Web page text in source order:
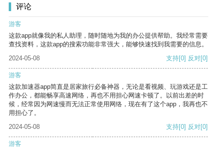
评论
游客
这款app就像我的私人助理，随时随地为我的办公提供帮助。我经常需要
查找资料，这款app的搜索功能非常强大，能够快速找到我需要的信息。
2024-05-08
支持[0] 反对[0]
游客
这款加速器app简直是居家旅行必备神器，无论是看视频、玩游戏还是工
作办公，都能畅享高速网络，再也不用担心网速卡顿了。以前出差的时
候，经常因为网速慢而无法正常使用网络，现在有了这个app，我再也不
用担心了。
2024-05-08
支持[0] 反对[0]
游客